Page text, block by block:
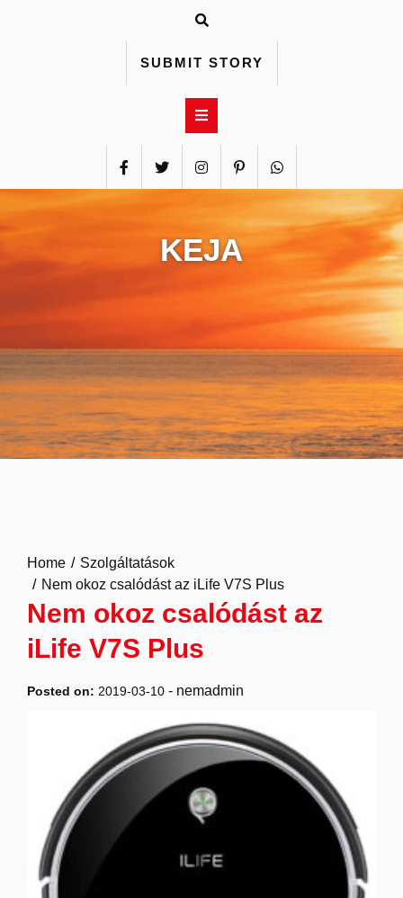
SUBMIT STORY
KEJA
Home
Szolgáltatások
Nem okoz csalódást az iLife V7S Plus
Nem okoz csalódást az
iLife V7S Plus
Posted on: 2019-03-10 - nemadmin